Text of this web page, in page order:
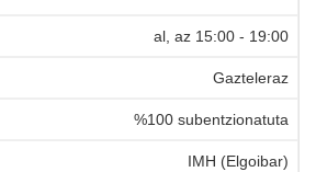
al, az 15:00 - 19:00
Gazteleraz
%100 subentzionatuta
IMH (Elgoibar)